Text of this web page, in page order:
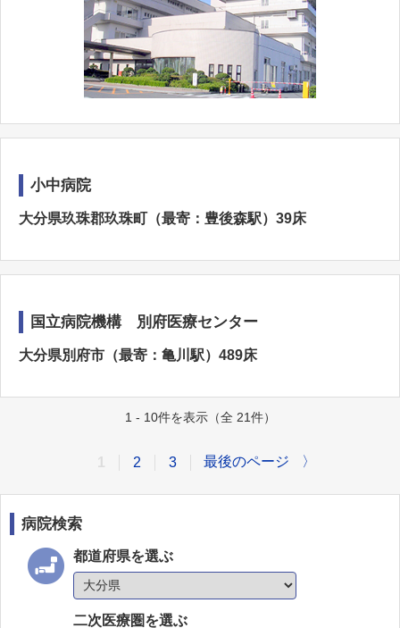
小中病院
大分県玖珠郡玖珠町（最寄：豊後森駅）39床
国立病院機構 別府医療センター
大分県別府市（最寄：亀川駅）489床
1 - 10件を表示（全 21件）
2 3 最後のページ 〉
病院検索
都道府県を選ぶ
二次医療圏を選ぶ